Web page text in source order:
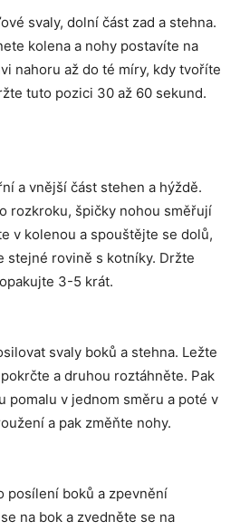
svaly, dolní část zad a stehna.
kolena a nohy postavíte na
nahoru až do té míry, kdy tvoříte
tuto pozici 30 až 60 sekund.
a vnější část stehen a hýždě.
rozkroku, špičky nohou směřují
v kolenou a spouštějte se dolů,
stejné rovině s kotníky. Držte
3-5 krát.
svaly boků a stehna. Ležte
a druhou roztáhněte. Pak
pomalu v jednom směru a poté v
a pak změňte nohy.
posílení boků a zpevnění
na bok a zvedněte se na